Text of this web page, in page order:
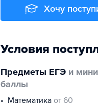
Хочу
Условия
Предметы ЕГЭ и
баллы
математика от 60